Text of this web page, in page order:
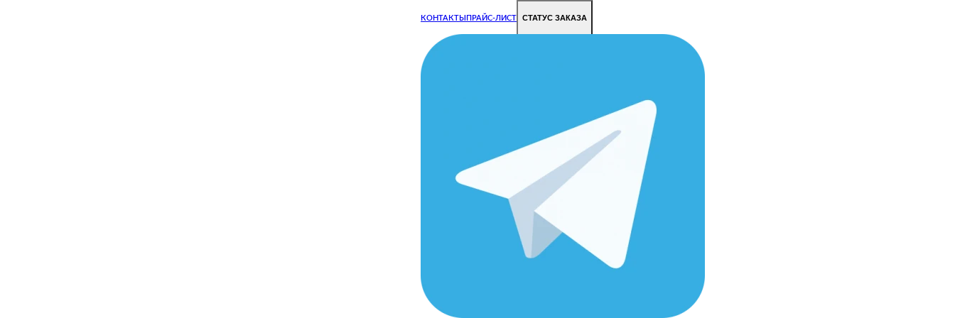
КОНТАКТЫ ПРАЙС-ЛИСТ СТАТУС ЗАКАЗА
Чиним все недорого и быстро
Чтобы Ваша техника работала исправно.
Цены на ремонт стали дешевле!